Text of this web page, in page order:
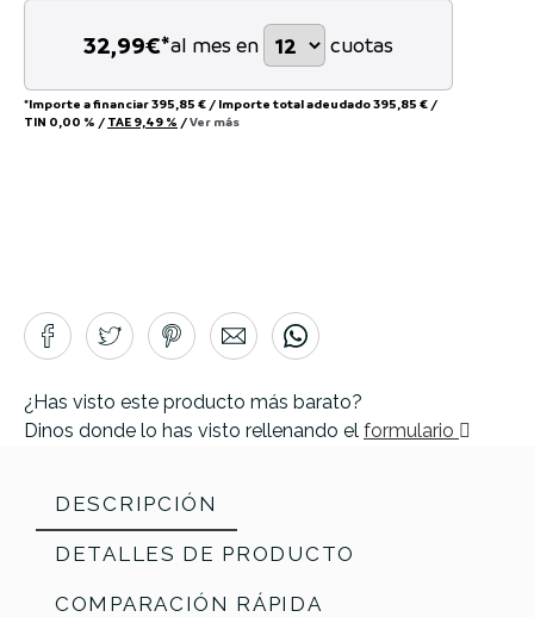
32,99€*al mes en cuotas
*Importe a financiar395,85 € / Importe total adeudado395,85 € /
TIN 0,00 % / TAE 9,49 % /Ver más
¿Has visto este producto más barato?
Dinos donde lo has visto rellenando el formulario
DESCRIPCIÓN
DETALLES DE PRODUCTO
COMPARACIÓN RÁPIDA